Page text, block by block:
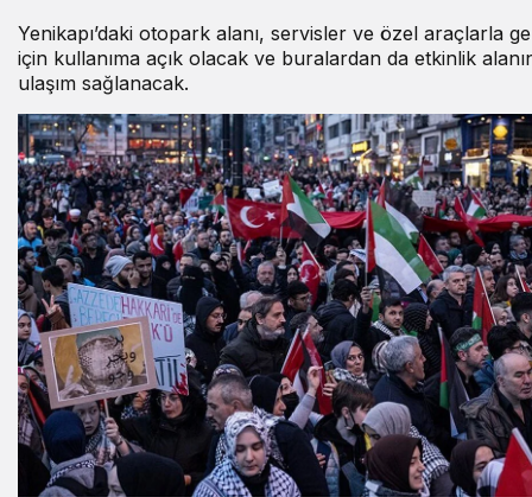
Yenikapı’daki otopark alanı, servisler ve özel araçlarla
için kullanıma açık olacak ve buralardan da etkinlik
ulaşım sağlanacak.